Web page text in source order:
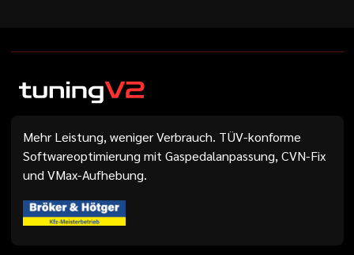
Mehr Leistung, weniger Verbrauch. TÜV-konforme
Softwareoptimierung mit Gaspedalanpassung, CVN-Fix
und VMax-Aufhebung.